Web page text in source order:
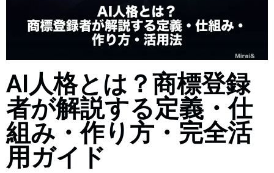
AI人格とは？商標登録
者が解説する定義・仕
組み・作り方・完全活
用ガイド